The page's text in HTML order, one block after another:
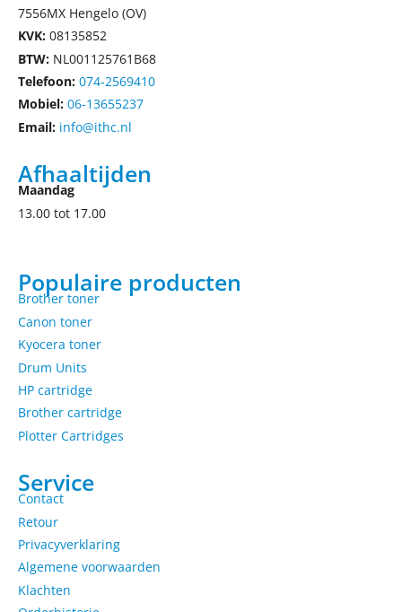
7556MX Hengelo (OV)
KVK: 08135852
BTW: NL001125761B68
Telefoon: 074-2569410
Mobiel: 06-13655237
Email: info@ithc.nl
Afhaaltijden
Maandag
13.00 tot 17.00
Populaire producten
Brother toner
Canon toner
Kyocera toner
Drum Units
HP cartridge
Brother cartridge
Plotter Cartridges
Service
Contact
Retour
Privacyverklaring
Algemene voorwaarden
Klachten